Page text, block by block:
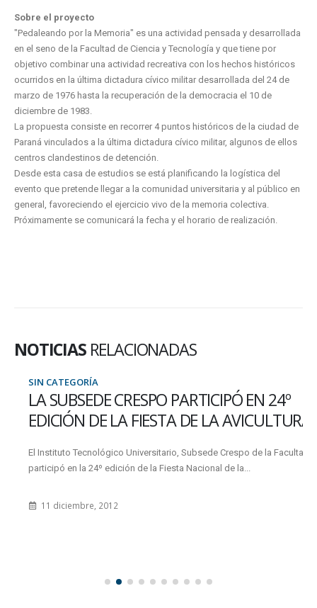
Sobre el proyecto
"Pedaleando por la Memoria" es una actividad pensada y desarrollada
en el seno de la Facultad de Ciencia y Tecnología y que tiene por
objetivo combinar una actividad recreativa con los hechos históricos
ocurridos en la última dictadura cívico militar desarrollada del 24 de
marzo de 1976 hasta la recuperación de la democracia el 10 de
diciembre de 1983.
La propuesta consiste en recorrer 4 puntos históricos de la ciudad de
Paraná vinculados a la última dictadura cívico militar, algunos de ellos
centros clandestinos de detención.
Desde esta casa de estudios se está planificando la logística del
evento que pretende llegar a la comunidad universitaria y al público en
general, favoreciendo el ejercicio vivo de la memoria colectiva.
Próximamente se comunicará la fecha y el horario de realización.
NOTICIAS RELACIONADAS
SIN CATEGORÍA
LA SUBSEDE CRESPO PARTICIPÓ EN 24º
EDICIÓN DE LA FIESTA DE LA AVICULTURA
El Instituto Tecnológico Universitario, Subsede Crespo de la Facultad,
participó en la 24º edición de la Fiesta Nacional de la...
11 diciembre, 2012